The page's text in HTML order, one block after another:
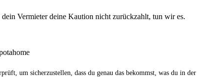
Vermieter deine Kaution nicht zurückzahlt, tun wir es.
um sicherzustellen, dass du genau das bekommst, was du in der